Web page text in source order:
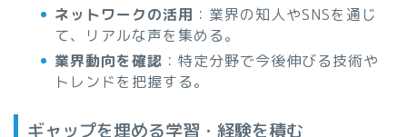
ネットワークの活用 ：業界の知人やSNSを通じ
て、リアルな声を集める。
業界動向を確認 ：特定分野で今後伸びる技術や
トレンドを把握する。
ギャップを埋める学習・経験を積む